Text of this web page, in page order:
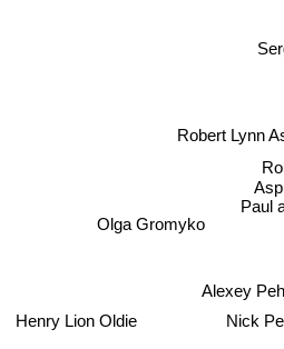
Alexey
Nick
Paul
Olga Gromyko
Robert Lynn
Henry Lion Oldie